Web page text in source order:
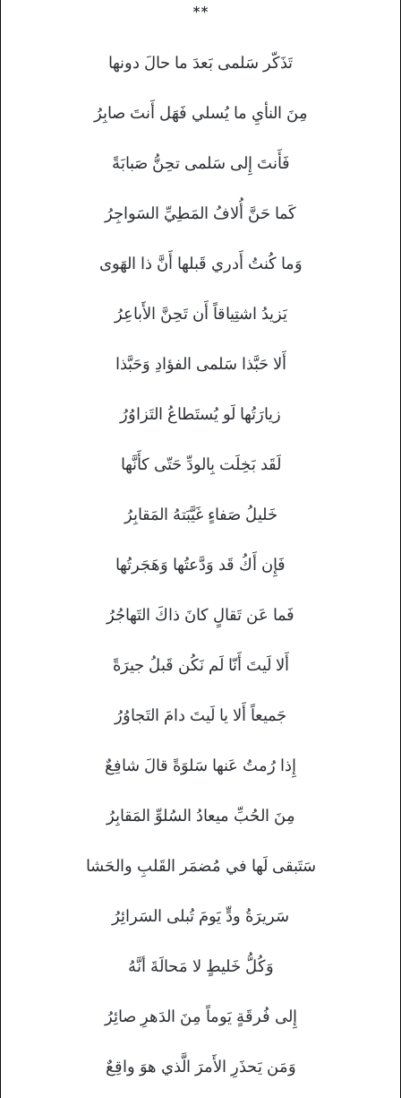
**
تَذَكّر سَلمى بَعدَ ما حالَ دونها
مِنَ النأيِ ما يُسلي فَهَل أَنتَ صابِرُ
فَأَنتَ إِلى سَلمى تحِنُّ صَبابَةً
كَما حَنَّ أُلافُ المَطِيِّ السَواجِرُ
وَما كُنتُ أَدري قَبلها أَنَّ ذا الهَوى
يَزيدُ اشتِياقاً أَن تَحِنَّ الأَباعِرُ
أَلا حَبَّذا سَلمى الفؤادِ وَحَبَّذا
زيارَتُها لَو يُستَطاعُ التَزاوُرُ
لَقَد بَخِلَت بِالودِّ حَتّى كأَنَّها
خَليلُ صَفاءٍ غَيَّبَتهُ المَقابِرُ
فَإِن أَكُ قَد وَدَّعتُها وَهَجَرتُها
فَما عَن تَقالٍ كانَ ذاكَ التَهاجُرُ
أَلا لَيتَ أَنّا لَم نَكُن قَبلُ جيرَةً
جَميعاً أَلا يا لَيتَ دامَ التَجاوُرُ
إِذا رُمتُ عَنها سَلوَةً قالَ شافِعٌ
مِنَ الحُبِّ ميعادُ السُلوِّ المَقابِرُ
سَتَبقى لَها في مُضمَر القَلبِ والحَشا
سَريرَةُ ودٍّ يَومَ تُبلى السَرائِرُ
وَكُلُّ خَليطٍ لا مَحالَةَ أنَّهُ
إِلى فُرقَةٍ يَوماً مِنَ الدَهرِ صائِرُ
وَمَن يَحذَرِ الأَمرَ الَّذي هوَ واقِعٌ